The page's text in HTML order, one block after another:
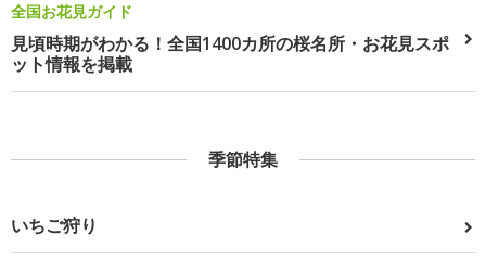
全国お花見ガイド
見頃時期がわかる！全国1400カ所の桜名所・お花見スポ
ット情報を掲載
季節特集
いちご狩り